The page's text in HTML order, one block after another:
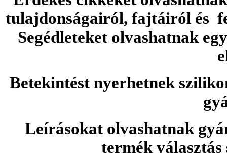
tulajdonságairól, fajtáiról és
Segédleteket olvashatnak
Betekintést nyerhetnek
Leírásokat olvashatnak
termék